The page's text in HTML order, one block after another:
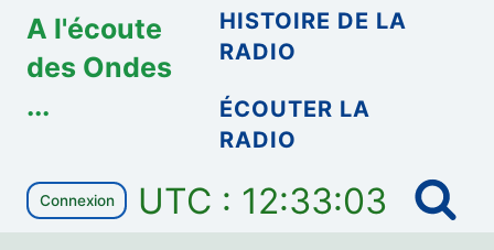
A l'écoute
des Ondes
...
HISTOIRE DE LA
RADIO
ÉCOUTER LA
RADIO
Connexion UTC : 12:33:03